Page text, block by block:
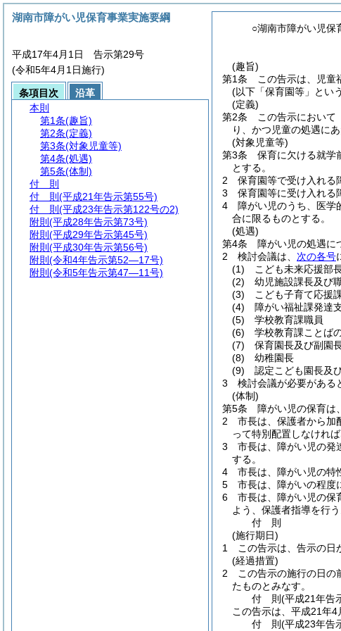
○湖南市障がい児保
(趣旨)
第1条
この告示は、児童
(以下「保育園等」とい
(定義)
第2条
この告示において
り、かつ児童の処遇に
(対象児童等)
第3条
保育に欠ける就学
とする。
2
保育園等で受け入れる
3
保育園等に受け入れる
4
障がい児のうち、医学
合に限るものとする。
(処遇)
第4条
障がい児の処遇に
2
検討会議は、 次の各号
(1)
こども未来応援部
(2)
幼児施設課長及び
(3)
こども子育て応援
(4)
障がい福祉課発達
(5)
学校教育課職員
(6)
学校教育課ことば
(7)
保育園長及び副園
(8)
幼稚園長
(9)
認定こども園長及
3
検討会議が必要がある
(体制)
第5条
障がい児の保育は
2
市長は、保護者から加
って特別配置しなけれ
3
市長は、障がい児の発
する。
4
市長は、障がい児の特
5
市長は、障がいの程度
6
市長は、障がい児の保
よう、保護者指導を行う
付 則
(施行期日)
1
この告示は、告示の日
(経過措置)
2
この告示の施行の日
たものとみなす。
付 則(平成21年告
この告示は、平成21年4
付 則(平成23年告
湖南市障がい児保育事業実施要綱
平成17年4月1日 告示第29号
(令和5年4月1日施行)
条項目次
沿革
本則
第1条(趣旨)
第2条(定義)
第3条(対象児童等)
第4条(処遇)
第5条(体制)
付 則
付 則 (平成21年告示第55号)
付 則 (平成23年告示第122号の2)
附則 (平成28年告示第73号)
附則 (平成29年告示第45号)
附則 (平成30年告示第56号)
附則 (令和4年告示第52―17号)
附則 (令和5年告示第47―11号)